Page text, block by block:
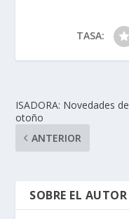
TASA:
ISADORA: Novedades de
otoño
ANTERIOR
SOBRE EL AUTOR